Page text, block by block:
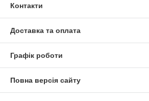
Контакти
Доставка та оплата
Графік роботи
Повна версія сайту